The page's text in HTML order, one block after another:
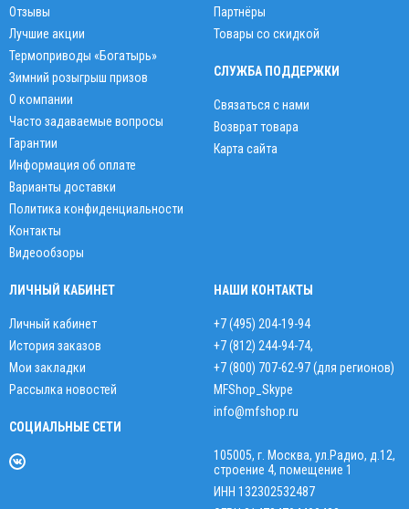
Отзывы
Лучшие акции
Термоприводы «Богатырь»
Зимний розыгрыш призов
О компании
Часто задаваемые вопросы
Гарантии
Информация об оплате
Варианты доставки
Политика конфиденциальности
Контакты
Видеообзоры
Партнёры
Товары со скидкой
СЛУЖБА ПОДДЕРЖКИ
Связаться с нами
Возврат товара
Карта сайта
ЛИЧНЫЙ КАБИНЕТ
Личный кабинет
История заказов
Мои закладки
Рассылка новостей
СОЦИАЛЬНЫЕ СЕТИ
НАШИ КОНТАКТЫ
+7 (495) 204-19-94
+7 (812) 244-94-74,
+7 (800) 707-62-97 (для регионов)
MFShop_Skype
info@mfshop.ru
105005, г. Москва, ул.Радио, д.12,
строение 4, помещение 1
ИНН 132302532487